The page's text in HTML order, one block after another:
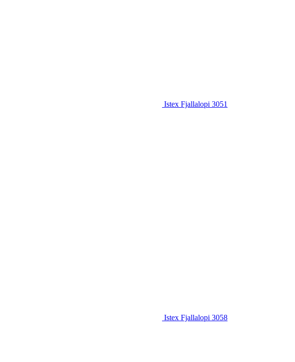
Istex Fjallalopi 3051
Istex Fjallalopi 3058